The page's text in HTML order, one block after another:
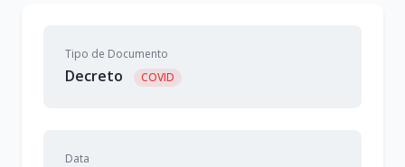
Tipo de Documento
Decreto COVID
Data